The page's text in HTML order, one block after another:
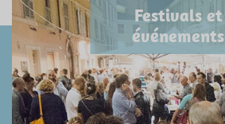
Festivals et
événements